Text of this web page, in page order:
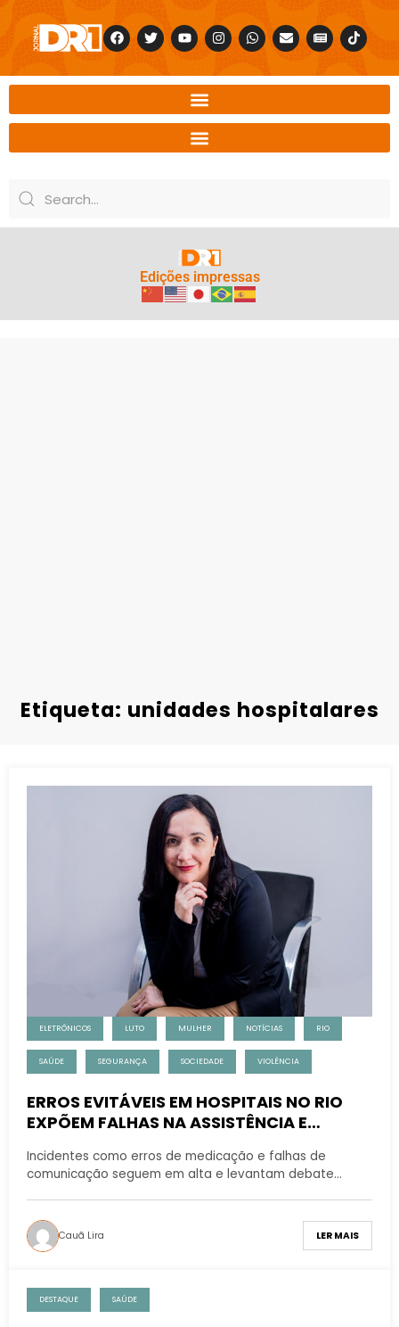
Edições impressas
Etiqueta: unidades hospitalares
ELETRÔNICOS LUTO MULHER NOTÍCIAS RIO
SAÚDE SEGURANÇA SOCIEDADE VIOLÊNCIA
ERROS EVITÁVEIS EM HOSPITAIS NO RIO
EXPÕEM FALHAS NA ASSISTÊNCIA E
PACIENTE
Incidentes como erros de medicação e falhas de
comunicação seguem em alta e levantam debate…
Cauã Lira LER MAIS
DESTAQUE SAÚDE